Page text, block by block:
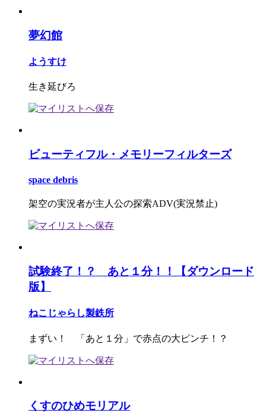
夢幻館
ようすけ
生き延びろ
ビューティフル・メモリーフィルターズ
space debris
架空の実況者が主人公の探索ADV(実況禁止)
試験終了！？ あと１分！！【ダウンロード
版】
ねこじゃらし製鉄所
まずい！ 「あと１分」で赤点の大ピンチ！？
くすのひめモリアル